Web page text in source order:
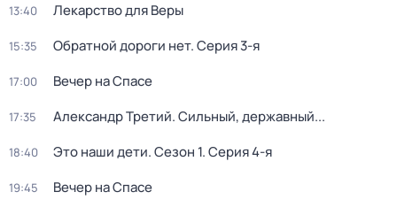
13:40 Лекарство для Веры
15:35 Обратной дороги нет. Серия 3-я
17:00 Вечер на Спасе
17:35 Александр Третий. Сильный, державный...
18:40 Это наши дети. Сезон 1. Серия 4-я
19:45
Вечер на Спасе